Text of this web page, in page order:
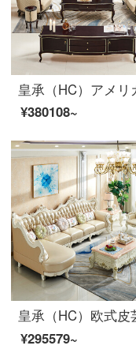
¥380108~
¥295579~